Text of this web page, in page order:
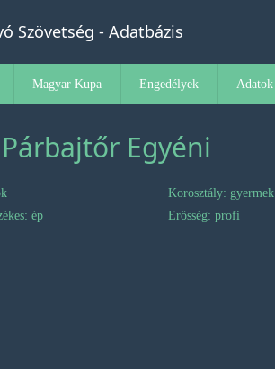
Szövetség - Adatbázis
Magyar Kupa Engedélyek Adatok
Egyéni
Korosztály: gyermek
ép Erősség: profi